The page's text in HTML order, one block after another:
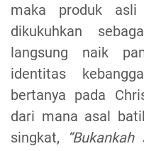
maka produk asli
dikukuhkan
langsung naik
identitas
bertanya pada
dari mana asal
singkat,